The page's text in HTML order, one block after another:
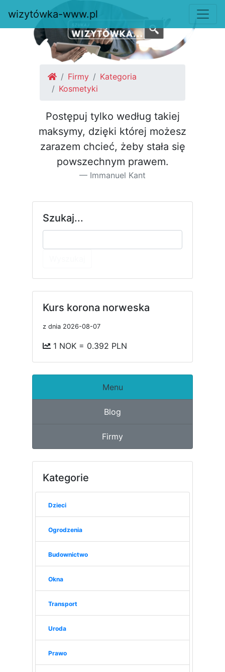
Firmy
Kategoria
Kosmetyki
Postępuj tylko według takiej
maksymy, dzięki której możesz
za­razem chcieć, żeby stała się
pow­szechnym prawem.
Immanuel Kant
wizytówka-www.pl
Szukaj...
Kurs korona norweska
z dnia 2026-08-07
1 NOK = 0.392 PLN
Menu
Blog
Firmy
Kategorie
Dzieci
Ogrodzenia
Budownictwo
Okna
Transport
Uroda
Prawo